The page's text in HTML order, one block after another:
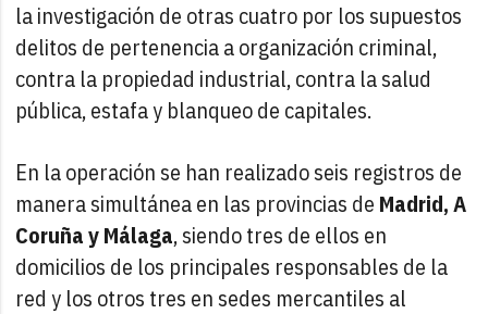
la investigación de otras cuatro por los supuestos
delitos de pertenencia a organización criminal,
contra la propiedad industrial, contra la salud
pública, estafa y blanqueo de capitales.
En la operación se han realizado seis registros de
manera simultánea en las provincias de Madrid, A
Coruña y Málaga, siendo tres de ellos en
domicilios de los principales responsables de la
red y los otros tres en sedes mercantiles al